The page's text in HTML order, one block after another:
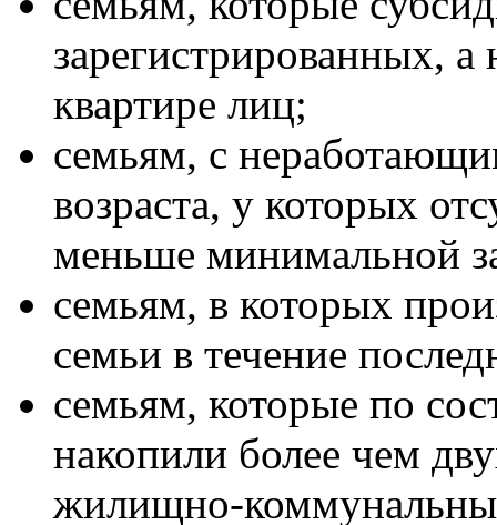
зарегистрированных,
квартире лиц;
семьям, с
возраста, у которых
меньше минимальной
семьям, в которых
семьи в течение
семьям, которые по
накопили более чем
жилищно-